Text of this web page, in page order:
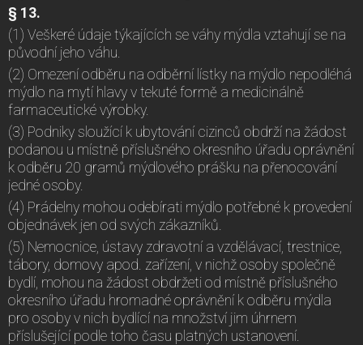
§ 13.
(1) Veškeré údaje týkajících se váhy mýdla vztahují se na
původní jeho váhu.
(2) Omezení odběru na odběrní lístky na mýdlo nepodléhá
mýdlo na mytí hlavy v tekuté formě a medicinálně
farmaceutické výrobky.
(3) Podniky sloužící k ubytování cizinců obdrží na žádost
podanou u místně příslušného okresního úřadu oprávnění
k odběru 20 gramů mýdlového prášku na přenocování
jedné osoby.
(4) Prádelny mohou odebírati mýdlo potřebné k provedení
objednávek jen od svých zákazníků.
(5) Nemocnice, ústavy zdravotní a vzdělávací, trestnice,
tábory, domovy apod. zařízení, v nichž osoby společně
bydlí, mohou na žádost obdržeti od místně příslušného
okresního úřadu hromadné oprávnění k odběru mýdla
pro osoby v nich bydlící na množství jim úhrnem
příslušející podle toho času platných ustanovení.